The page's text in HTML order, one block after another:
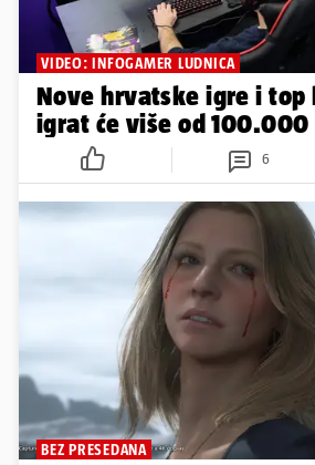
VIDEO: INFOGAMER LUDNICA
Nove hrvatske igre i top
igrat će više od
6
BEZ PRESEDANA